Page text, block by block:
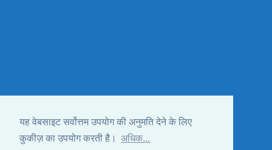
यह वेबसाइट सर्वोत्तम उपयोग की अनुमति देने के लिए
कुकीज़ का उपयोग करती है।
अधिक...